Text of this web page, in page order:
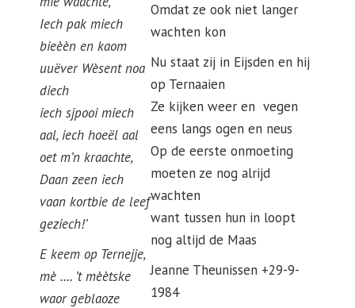
Iech pak miech
bieèèn en kaom
uuëver Wèsent noa
diech
iech sjpooi miech
aal, iech hoeël aal
oet m’n kraachte,
Daan zeen iech
vaan kortbie de leef
geziech!’
E keem op Ternejje,
mè …. ’t mèètske
waor geblaoze
Omdat ze ook niet langer
wachten kon
Nu staat zij in Eijsden en hij
op Ternaaien
Ze kijken weer en vegen
eens langs ogen en neus
Op de eerste onmoeting
moeten ze nog alrijd
wachten
want tussen hun in loopt
nog altijd de Maas
Jeanne Theunissen +29-9-
1984